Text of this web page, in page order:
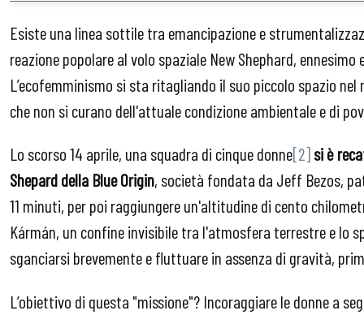
Esiste una linea sottile tra emancipazione e
reazione popolare al volo spaziale New Shephard, ennesimo
L’ecofemminismo si sta ritagliando il suo piccolo spazio
che non si curano dell'attuale condizione ambientale e di
Lo scorso 14 aprile, una squadra di cinque donne[2]si è
Shepard della Blue Origin, società fondata da Jeff Bezos,
11 minuti, per poi raggiungere un'altitudine di cento
Kármán, un confine invisibile tra l'atmosfera terrestre e lo
sganciarsi brevemente e fluttuare in assenza di gravità,
L’obiettivo di questa "missione"? Incoraggiare le donne a